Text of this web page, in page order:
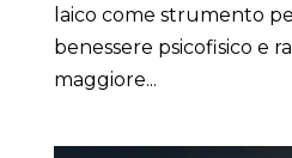
laico come strumento
benessere psicofisico e
maggiore...